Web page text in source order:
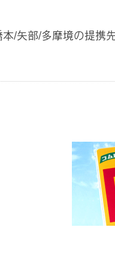
/矢部/多摩境の提携